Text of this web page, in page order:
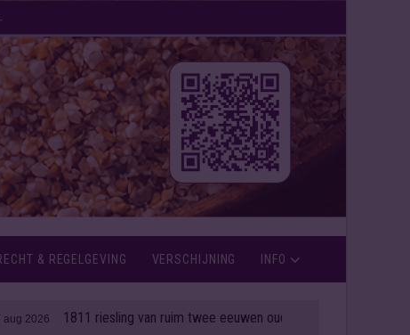
& REGELGEVING VERSCHIJNING INFO
1811 riesling van ruim twee eeuwen oud onder de hamer